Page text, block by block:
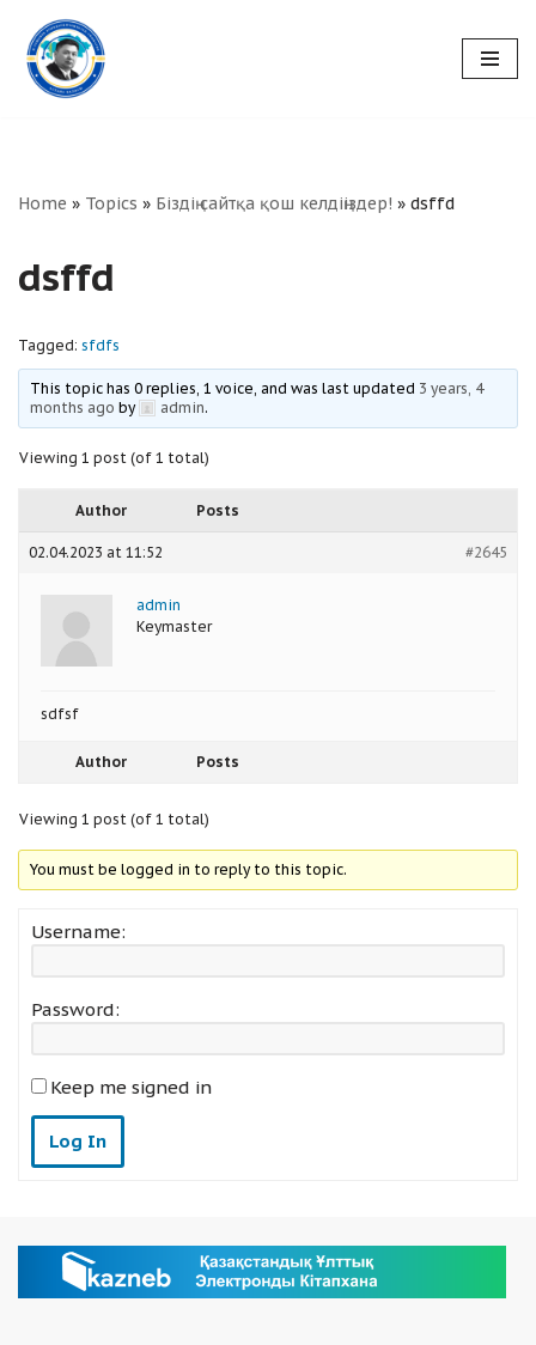
Skip
to
Home » Topics » Біздің сайтқа қош келдіңіздер! » dsffd
dsffd
Tagged: sfdfs
This topic has 0 replies, 1 voice, and was last updated 3 years, 4
months ago by admin.
Viewing 1 post (of 1 total)
Author Posts
02.04.2023 at 11:52 #2645
admin
Keymaster
sdfsf
Author Posts
Viewing 1 post (of 1 total)
You must be logged in to reply to this topic.
Username:
Password:
Keep me signed in
Log In